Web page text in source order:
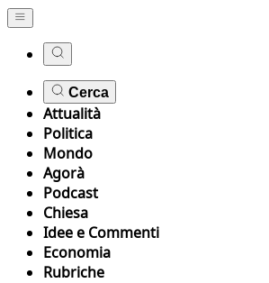
Cerca
Attualità
Politica
Mondo
Agorà
Podcast
Chiesa
Idee e Commenti
Economia
Rubriche